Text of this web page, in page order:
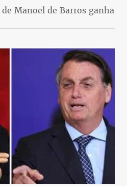
Manoel de Barros ganha